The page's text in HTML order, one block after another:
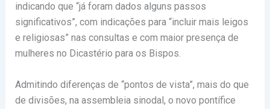
indicando que “já foram dados alguns passos
significativos”, com indicações para “incluir mais leigos
e religiosas” nas consultas e com maior presença de
mulheres no Dicastério para os Bispos.
Admitindo diferenças de “pontos de vista”, mais do que
de divisões, na assembleia sinodal, o novo pontífice